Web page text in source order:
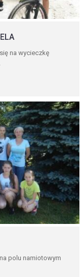
na wycieczkę
polu namiotowym